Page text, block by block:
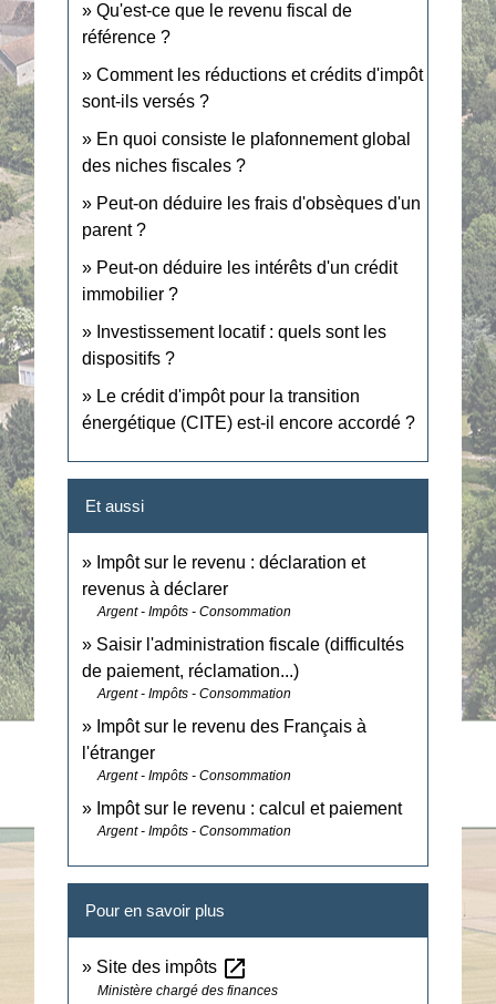
Qu'est-ce que le revenu fiscal de
référence ?
Comment les réductions et crédits d'impôt
sont-ils versés ?
En quoi consiste le plafonnement global
des niches fiscales ?
Peut-on déduire les frais d'obsèques d'un
parent ?
Peut-on déduire les intérêts d'un crédit
immobilier ?
Investissement locatif : quels sont les
dispositifs ?
Le crédit d'impôt pour la transition
énergétique (CITE) est-il encore accordé ?
Et aussi
Impôt sur le revenu : déclaration et
revenus à déclarer
Argent - Impôts - Consommation
Saisir l'administration fiscale (difficultés
de paiement, réclamation...)
Argent - Impôts - Consommation
Impôt sur le revenu des Français à
l'étranger
Argent - Impôts - Consommation
Impôt sur le revenu : calcul et paiement
Argent - Impôts - Consommation
Pour en savoir plus
Site des impôts open_in_new
Ministère chargé des finances